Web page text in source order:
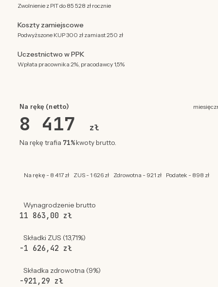
Zwolnienie z PIT do 85 528 zł rocznie
Koszty zamiejscowe
Podwyższone KUP 300 zł zamiast 250 zł
Uczestnictwo w PPK
Wpłata pracownika 2%, pracodawcy 1,5%
Na rękę (netto)
8 417 zł
Na rękę trafia 71%kwoty brutto.
Na rękę - 8 417 zł ZUS - 1 626 zł Zdrowotna - 921 zł Podatek - 898 zł
Wynagrodzenie brutto
11 863,00 zł
Składki ZUS (13,71%)
-1 626,42 zł
Składka zdrowotna (9%)
-921,29 zł